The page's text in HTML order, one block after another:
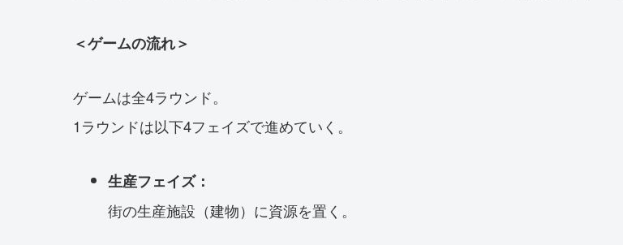
＜ゲームの流れ＞
ゲームは全4ラウンド。
1ラウンドは以下4フェイズで進めていく。
生産フェイズ：
街の生産施設（建物）に資源を置く。